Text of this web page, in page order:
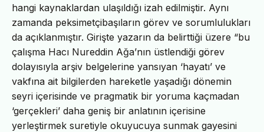
hangi kaynaklardan ulaşıldığı izah edilmiştir. Aynı
zamanda peksimetçibaşıların görev ve sorumlulukları
da açıklanmıştır. Girişte yazarın da belirttiği üzere “bu
çalışma Hacı Nureddin Ağa’nın üstlendiği görev
dolayısıyla arşiv belgelerine yansıyan ‘hayatı’ ve
vakfına ait bilgilerden hareketle yaşadığı dönemin
seyri içerisinde ve pragmatik bir yoruma kaçmadan
‘gerçekleri’ daha geniş bir anlatının içerisine
yerleştirmek suretiyle okuyucuya sunmak gayesini